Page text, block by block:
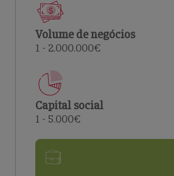
Volume de negócios
1 - 2.000.000€
Capital social
1 - 5.000€